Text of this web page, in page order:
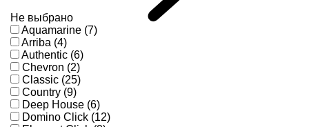
Не выбрано
Aquamarine (7)
Arriba (4)
Authentic (6)
Chevron (2)
Classic (25)
Country (9)
Deep House (6)
Domino Click (12)